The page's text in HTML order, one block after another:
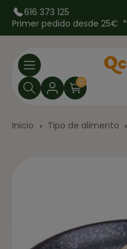
616 373 125
Primer pedido desde 25€ *
0
Inicio Tipo de alimento